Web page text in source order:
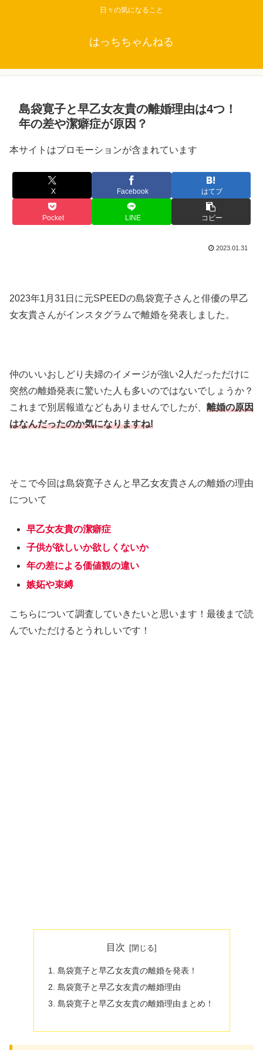
日々の気になること
はっちちゃんねる
島袋寛子と早乙女友貴の離婚理由は4つ！
年の差や潔癖症が原因？
本サイトはプロモーションが含まれています
X Facebook はてブ
Pocket LINE コピー
2023.01.31
2023年1月31日に元SPEEDの島袋寛子さんと俳優の早乙
女友貴さんがインスタグラムで離婚を発表しました。
仲のいいおしどり夫婦のイメージが強い2人だっただけに
突然の離婚発表に驚いた人も多いのではないでしょうか？
これまで別居報道などもありませんでしたが、 離婚の原因
はなんだったのか気になりますね!
そこで今回は島袋寛子さんと早乙女友貴さんの離婚の理由
について
早乙女友貴の潔癖症
子供が欲しいか欲しくないか
年の差による価値観の違い
嫉妬や束縛
こちらについて調査していきたいと思います！最後まで読
んでいただけるとうれしいです！
目次
島袋寛子と早乙女友貴の離婚を発表！
島袋寛子と早乙女友貴の離婚理由
島袋寛子と早乙女友貴の離婚理由まとめ！